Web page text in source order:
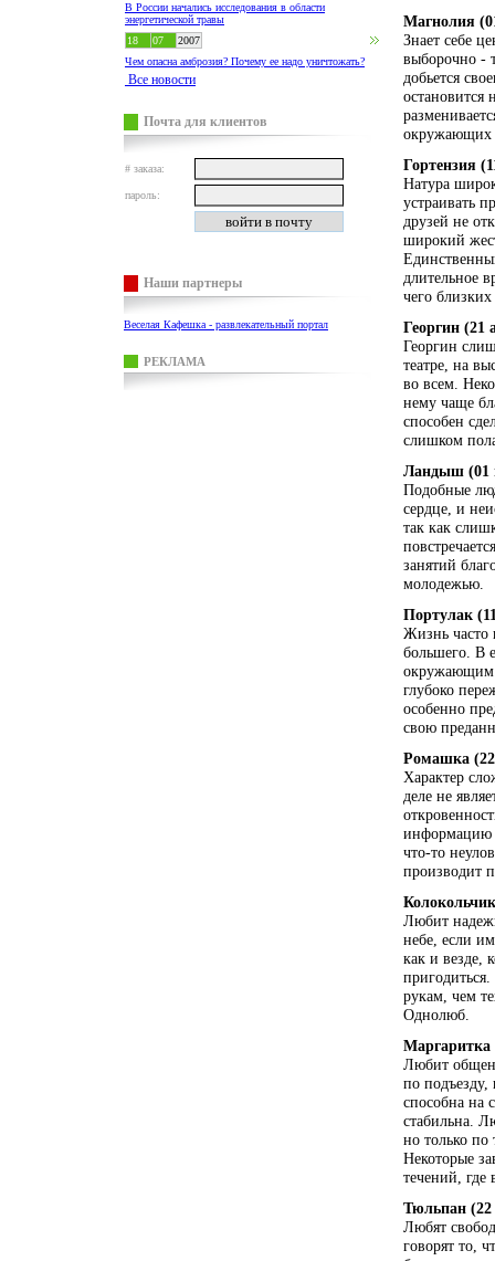
В России начались исследования в области
энергетической травы
18
07
2007
Чем опасна амброзия? Почему ее надо уничтожать?
Все новости
Почта для клиентов
# заказа:
пароль:
Наши партнеры
Веселая Кафешка - развлекательный портал
РЕКЛАМА
Магнолия
Знает себе
выборочно -
добьется
остановится
окружающих
Гортензия
Натура
устраивать
друзей не
широкий
длительное
чего
Георгин (21
Георгин
театре, на
во всем.
нему чаще
способен
слишком
Ландыш (01
Подобные
сердце, и
так как
занятий
молодежью.
Портулак
Жизнь часто
большего. В
окружающим.
глубоко
особенно
свою
Ромашка
Характер
деле не
информацию
что-то
производит
Любит
небе, если
как и везде,
рукам, чем
Однолюб.
Любит
по подъезду,
способна на
стабильна.
но только по
Некоторые
течений, где
Тюльпан
Любят
говорят то,